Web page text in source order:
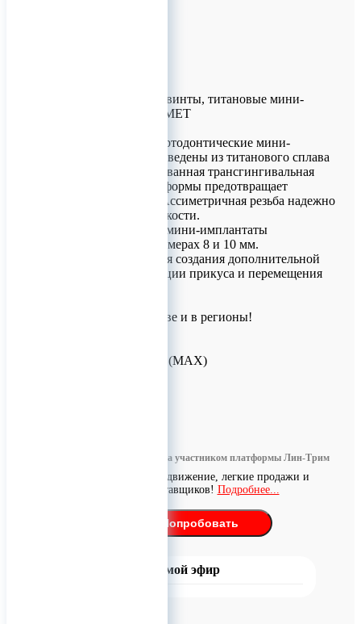
Ортодонтические винты, титановые мини-
имплантаты КОНМЕТ
Высокопрочные ортодонтические мини-
имплантаты произведены из титанового сплава
Ti6AI7Nb. Полированная трансгингивальная
часть конической формы предотвращает
инфицирование. Ассиметричная резьба надежно
фиксирует винт в кости.
Ортодонтические мини-имплантаты
выпускаются в размерах 8 и 10 мм.
Предназначены для создания дополнительной
опоры при коррекции прикуса и перемещения
Доставка по Москве и в регионы!
+7 (926) 209-09-94 (МАХ)
Информация размещена участником платформы Лин-Трим
Бесплатное продвижение, легкие продажи и
поиск поставщиков! Подробнее...
Попробовать
Прямой эфир